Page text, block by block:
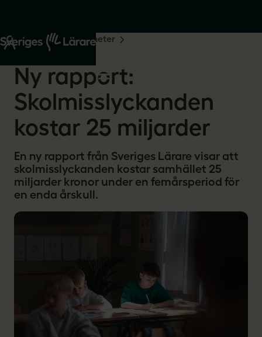
Start Om oss
Nyheter
2026-06-22
Ny rapport:
Skolmisslyckanden
kostar 25 miljarder
En ny rapport från Sveriges Lärare visar att
skolmisslyckanden kostar samhället 25
miljarder kronor under en femårsperiod för
en enda årskull.